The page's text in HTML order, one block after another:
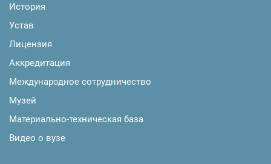
История
Устав
Лицензия
Аккредитация
Международное сотрудничество
Музей
Материально-техническая база
Видео о вузе